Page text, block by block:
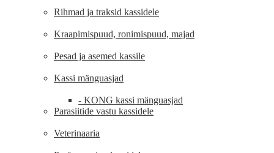
Rihmad ja traksid kassidele
Kraapimispuud, ronimispuud, majad
Pesad ja asemed kassile
Kassi mänguasjad
- KONG kassi mänguasjad
Parasiitide vastu kassidele
Veterinaaria